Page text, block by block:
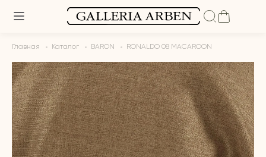
Главная Каталог BARON RONALDO 08 MACAROON